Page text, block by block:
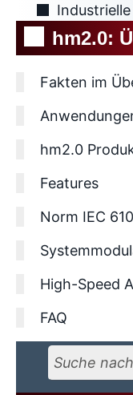
hm2.0:
Fakten im
hm2.0
Features
Norm IEC
High-Speed
FAQ